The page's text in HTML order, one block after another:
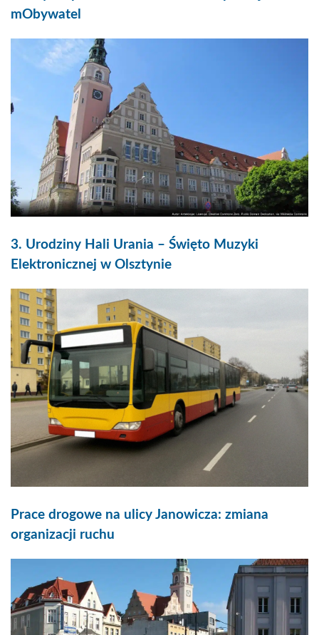
mObywatel
3. Urodziny Hali Urania – Święto Muzyki
Elektronicznej w Olsztynie
Prace drogowe na ulicy Janowicza: zmiana
organizacji ruchu